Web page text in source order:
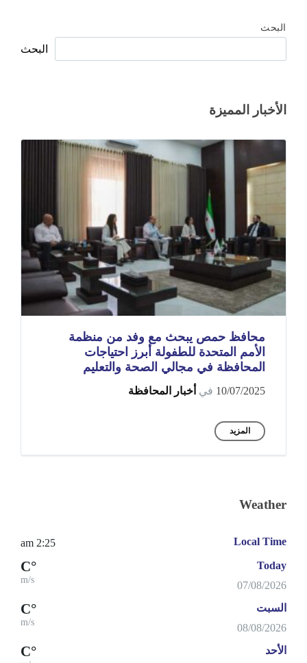
البحث
البحث
الأخبار المميزة
محافظ حمص يبحث مع وفد من منظمة
الأمم المتحدة للطفولة أبرز احتياجات
المحافظة في مجالي الصحة والتعليم
10/07/2025 في أخبار المحافظة
المزيد
Weather
Local Time
2:25 am
Today
07/08/2026
°C
m/s
السبت
08/08/2026
°C
m/s
الأحد
°C